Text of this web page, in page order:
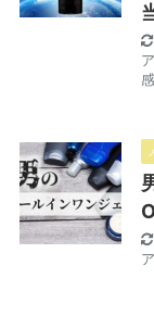
ア
感
ア